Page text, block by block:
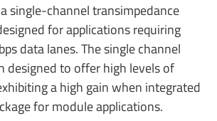
single-channel transimpedance
for applications requiring
data lanes. The single channel
designed to offer high levels of
a high gain when integrated
for module applications.